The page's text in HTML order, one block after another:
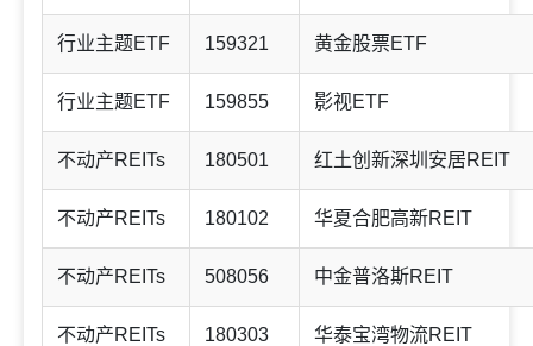
行业主题ETF 159321 黄金股票ETF
行业主题ETF 159855 影视ETF
不动产REITs 180501 红土创新深圳安居REIT
不动产REITs 180102 华夏合肥高新REIT
不动产REITs 508056 中金普洛斯REIT
不动产REITs 180303 华泰宝湾物流REIT